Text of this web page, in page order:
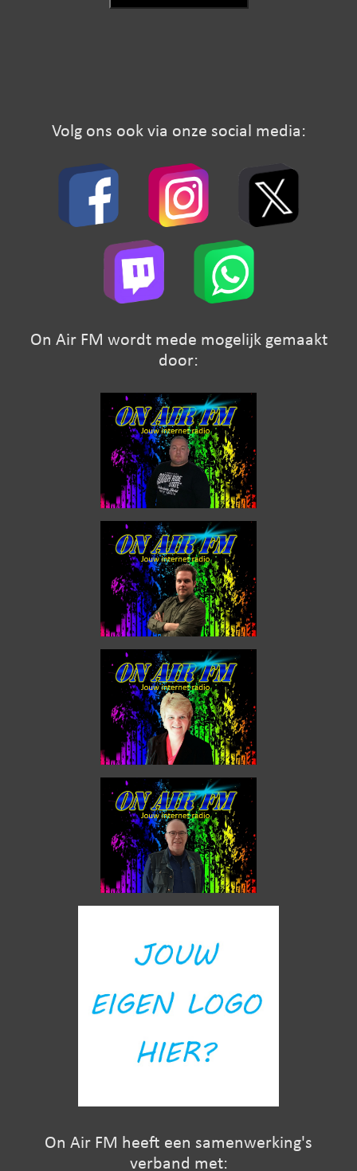
Volg ons ook via onze social media:
On Air FM wordt mede mogelijk gemaakt
door:
On Air FM heeft een samenwerking's
verband met: